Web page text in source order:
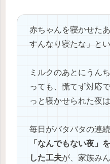
赤ちゃんを寝かせた
すんなり寝たな」とい
ミルクのあとにうん
っても、慌てず対応
っと寝かせられた夜
毎日がバタバタの連続
「なんでもない夜」
した工夫が、家族み